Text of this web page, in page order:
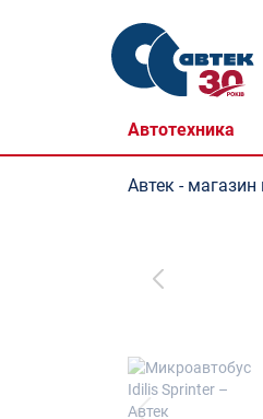
Автотехника
Автек - магазин